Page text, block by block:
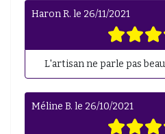
Haron R. le 26/11/2021
L'artisan ne parle pas
Méline B. le 26/10/2021